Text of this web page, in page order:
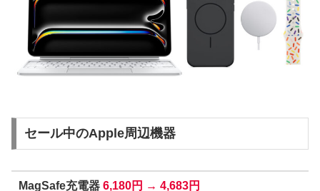
セール中のApple周辺機器
MagSafe充電器 6,180円 → 4,683円